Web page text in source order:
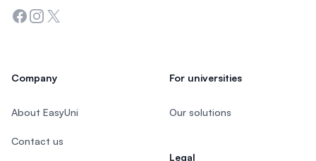
Facebook
Instagram
Twitter
Company
About EasyUni
Contact us
For universities
Our solutions
Legal